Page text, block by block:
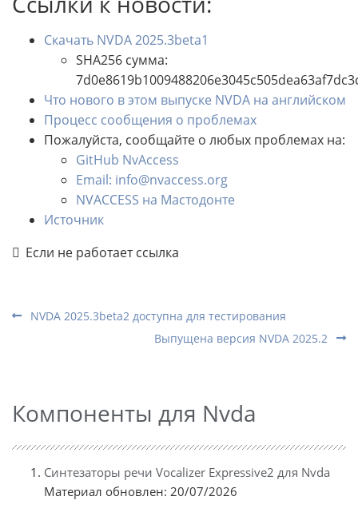
Скачать NVDA 2025.3beta1
SHA256 сумма:
Что нового в этом выпуске NVDA на английском
Процесс сообщения о проблемах
Пожалуйста, сообщайте о любых проблемах на:
GitHub NvAccess
Email: info@nvaccess.org
NVACCESS на Мастодонте
Источник
Если не работает ссылка
NVDA 2025.3beta2 доступна для тестирования
Выпущена версия NVDA 2025.2
Компоненты для Nvda
Синтезаторы речи Vocalizer Expressive2 для Nvda
Материал обновлен: 20/07/2026